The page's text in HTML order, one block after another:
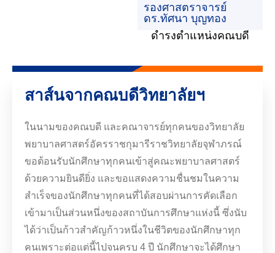
รองศาสตราจารย์
ดร.ทัศนา บุญทอง
ดำรงตำแหน่งคณบดี
สาส์นจากคณบดีวิทยาลัยฯ
ในนามของคณบดี และคณาจารย์ทุกคนของวิทยาลัย
พยาบาลศาสตร์อัครราชกุมารีราชวิทยาลัยจุฬาภรณ์
ขอต้อนรับนักศึกษาทุกคนเข้าสู่คณะพยาบาลศาสตร์
ด้วยความยินดียิ่ง และขอแสดงความชื่นชมในความ
สำเร็จของนักศึกษาทุกคนที่ได้สอบผ่านการคัดเลือก
เข้ามาเป็นส่วนหนึ่งของสถาบันการศึกษาแห่งนี้ ซึ่งนับ
ได้ว่าเป็นก้าวสำคัญก้าวหนึ่งในชีวิตของนักศึกษาทุก
คนเพราะต่อแต่นี้ไปจนครบ 4 ปี นักศึกษาจะได้ศึกษา